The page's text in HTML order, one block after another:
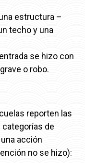
estructura –
techo y una
se hizo con
o robo.
reporten las
de
acción
no se hizo):